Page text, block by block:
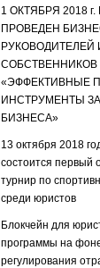
1 ОКТЯБРЯ 2018 г.
ПРОВЕДЕН
РУКОВОДИТЕЛЕЙ
СОБСТВЕННИКОВ
«ЭФФЕКТИВНЫЕ
ИНСТРУМЕНТЫ
БИЗНЕСА»
13 октября 2018
состоится первый
турнир по
среди юристов
Блокчейн для
программы на
регулирования